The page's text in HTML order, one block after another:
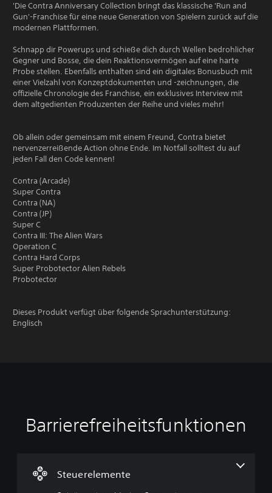
'Die Contra Anniversary Collection bringt das klassische 'Run and
Gun'-Franchise für eine neue Generation von Spielern zurück auf die
modernen Plattformen.
Schnapp dir Powerups und schieße dich durch Wellen bedrohlicher
Gegner und Bosse, die dein Reaktionsvermögen auf eine harte
Probe stellen. Ebenfalls enthalten sind ein digitales Bonusbuch mit
einer Vielzahl von Konzeptdokumenten und -zeichnungen, die
offizielle Chronologie des Franchise, ein exklusives Interview mit
dem altgedienten Produzenten der Reihe und vieles mehr!
Ob allein oder gemeinsam mit einem Freund, Contra bietet
nervenzerreißende Action ohne Ende. Im Notfall solltest du auf
jeden Fall den Code kennen!
Contra (Arcade)
Super Contra
Contra (NA)
Contra (JP)
Super C
Contra III: The Alien Wars
Operation C
Contra Hard Corps
Super Probotector Alien Rebels
Probotector
Dieses Produkt verfügt über folgende Sprachunterstützung:
Englisch
Barrierefreiheitsfunktionen
Steuerelemente
S
p
l
S
t
e